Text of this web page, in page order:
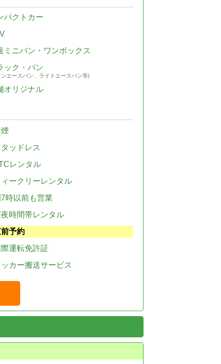
パクトカー
ミニバン・ワンボックス
ック・バン
エースバン、ライトエースバン等)
オリジナル
ッドレス
レンタル
ークリーレンタル
時以前も営業
時間帯レンタル
予約
運転免許証
カー搬送サービス